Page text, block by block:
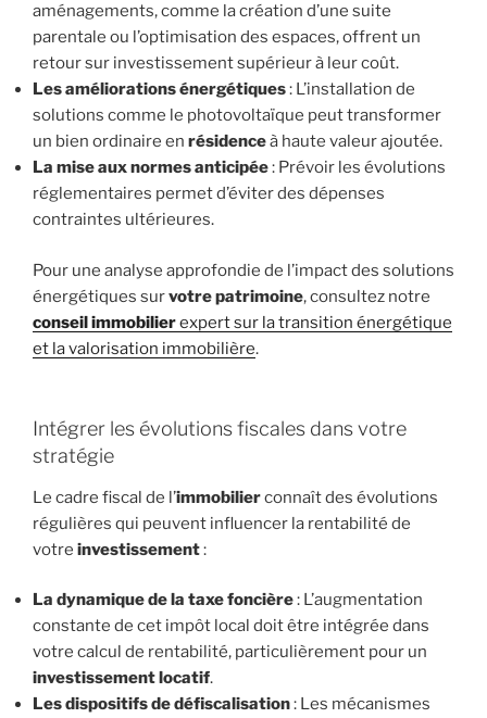
aménagements, comme la création d’une suite
parentale ou l’optimisation des espaces, offrent un
retour sur investissement supérieur à leur coût.
Les améliorations énergétiques: L’installation de
solutions comme le photovoltaïque peut transformer
un bien ordinaire en résidenceà haute valeur ajoutée.
La mise aux normes anticipée: Prévoir les évolutions
réglementaires permet d’éviter des dépenses
contraintes ultérieures.
Pour une analyse approfondie de l’impact des solutions
énergétiques survotre patrimoine, consultez notre
conseil immobilierexpert sur la transition énergétique
et la valorisation immobilière.
Intégrer les évolutions fiscales dans votre
stratégie
Le cadre fiscal de l’immobilierconnaît des évolutions
régulières qui peuvent influencer la rentabilité de
votre investissement:
La dynamique de la taxe foncière: L’augmentation
constante de cet impôt local doit être intégrée dans
votre calcul de rentabilité, particulièrement pour un
investissement locatif.
Les dispositifs dedéfiscalisation: Les mécanismes